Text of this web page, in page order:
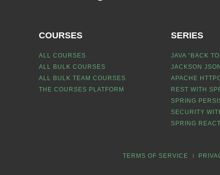
COURSES
ALL COURSES
ALL BULK COURSES
ALL BULK TEAM COURSES
THE COURSES PLATFORM
SERIES
JAVA “BACK
JACKSON
APACHE
REST WITH
SPRING
SECURITY
SPRING
TERMS OF SERVICE